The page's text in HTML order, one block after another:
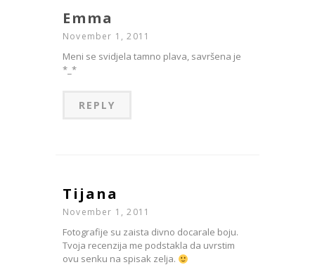
Emma
November 1, 2011
Meni se svidjela tamno plava, savršena je
*_*
REPLY
Tijana
November 1, 2011
Fotografije su zaista divno docarale boju.
Tvoja recenzija me podstakla da uvrstim
ovu senku na spisak zelja.